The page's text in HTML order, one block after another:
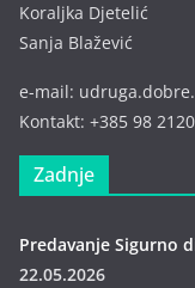
Koraljka Djetelić
Sanja Blažević
e-mail:
Kontakt: +385 98
Zadnje
Predavanje Sigurno
22.05.2026